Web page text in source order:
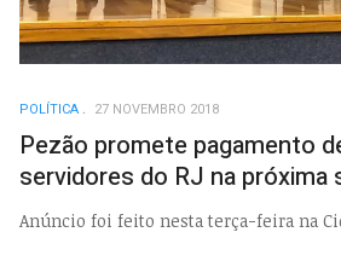
POLÍTICA 27 NOVEMBRO 2018
Pezão promete pagamento
servidores do RJ na próxima
Anúncio foi feito nesta terça-feira na